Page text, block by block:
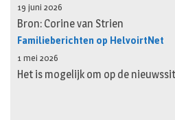
19 juni 2026
Bron: Corine van Strien
Familieberichten op HelvoirtNet
1 mei 2026
Het is mogelijk om op de